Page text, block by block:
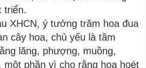
triển.
XHCN, ý tưởng trăm hoa đua
cây hoa, chủ yếu là tầm
lăng, phượng, muồng,
một phần vì cho rằng hoa hoét